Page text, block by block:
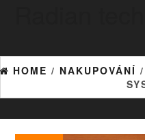
HOME / NAKUPOVÁNÍ